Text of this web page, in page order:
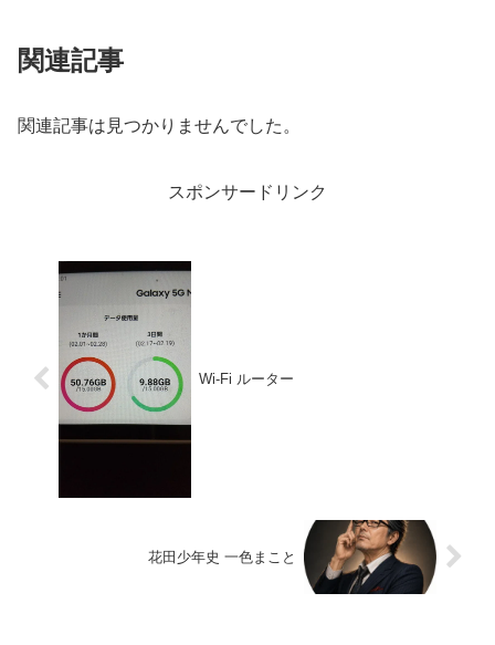
関連記事
関連記事は見つかりませんでした。
スポンサードリンク
Wi-Fi ルーター
花田少年史 一色まこと